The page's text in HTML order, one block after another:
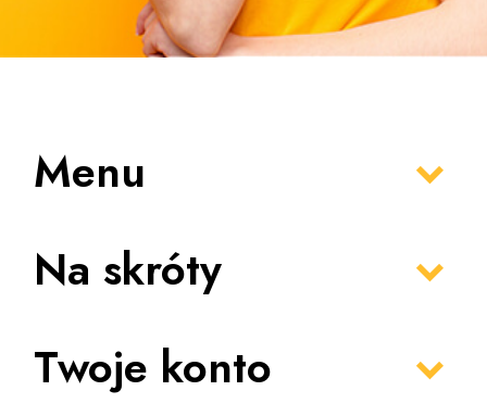
Menu
Na skróty
Twoje konto